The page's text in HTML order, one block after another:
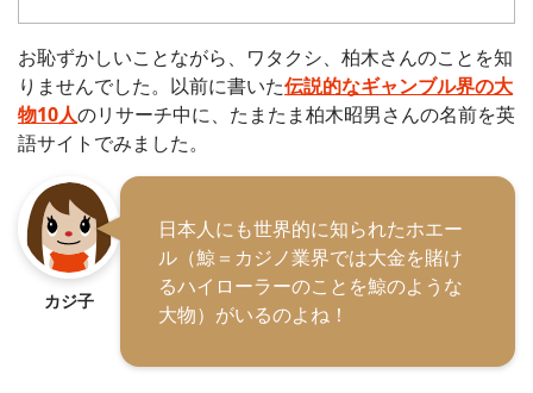
お恥ずかしいことながら、ワタクシ、柏木さんのことを知
りませんでした。以前に書いた伝説的なギャンブル界の大
物10人のリサーチ中に、たまたま柏木昭男さんの名前を英
語サイトでみました。
カジ子
日本人にも世界的に知られたホエー
ル（鯨＝カジノ業界では大金を賭け
るハイローラーのことを鯨のような
大物）がいるのよね！